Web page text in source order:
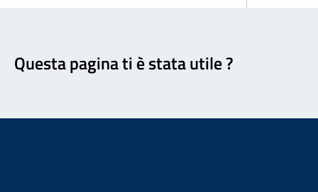
Questa pagina ti è stata utile ?